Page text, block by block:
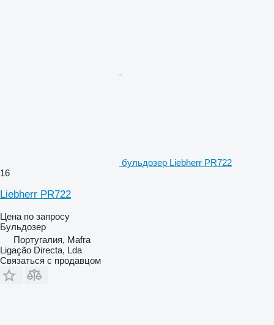
бульдозер Liebherr PR722
16
Liebherr PR722
Цена по запросу
Бульдозер
Португалия, Mafra
Ligação Directa, Lda
Связаться с продавцом